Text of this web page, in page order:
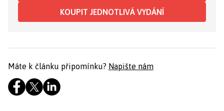
KOUPIT JEDNOTLIVÁ VYDÁNÍ
Máte k článku připomínku? Napište nám